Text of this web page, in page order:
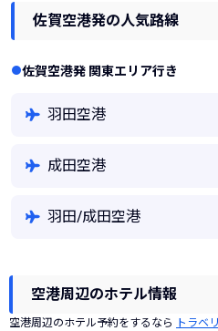
佐賀空港発の人気路線
佐賀空港発 関東エリア行き
羽田空港
成田空港
羽田/成田空港
空港周辺のホテル情報
空港周辺のホテル予約をするなら トラベ